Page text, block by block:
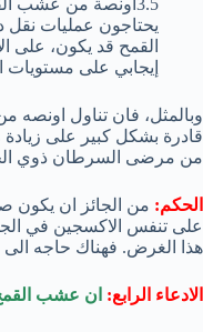
يحتاجون عمليات
القمح قد يكون، على
إيجابي على مستويات
من مرضى السرطان ذوي
الحكم: من الجائز ان يكون
على تنفس الاكسجين في
هذا الغرض. فهناك حاجه الى
الادعاء الرابع: ان عشب